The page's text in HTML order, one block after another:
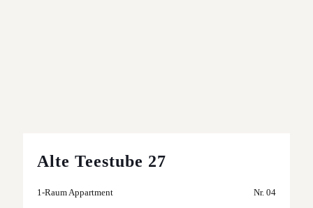
Alte Teestube 27
1-Raum Appartment Nr. 04